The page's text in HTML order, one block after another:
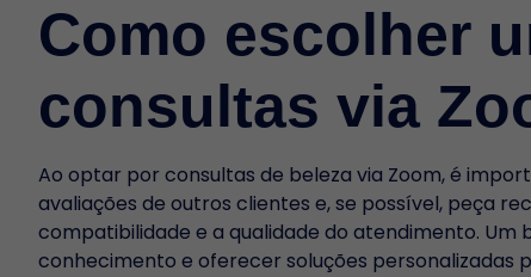
Como escolher
consultas via
Ao optar por consultas de beleza via Zoom, é
avaliações de outros clientes e, se possível, peça
compatibilidade e a qualidade do atendimento.
conhecimento e oferecer soluções personalizadas